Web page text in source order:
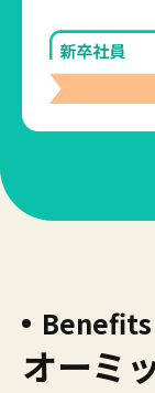
Benefits
オーミ